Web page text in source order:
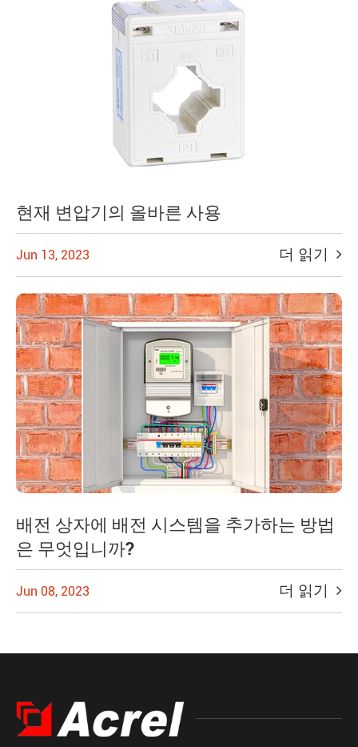
현재 변압기의 올바른 사용
Jun 13, 2023 더 읽기
배전 상자에 배전 시스템을 추가하는 방법
은 무엇입니까?
Jun 08, 2023 더 읽기